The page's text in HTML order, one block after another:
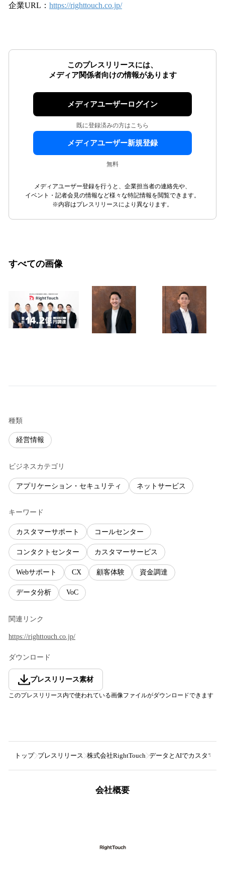
企業URL： https://righttouch.co.jp/
このプレスリリースには、
メディア関係者向けの情報があります
メディアユーザーログイン
既に登録済みの方はこちら
メディアユーザー新規登録
無料
メディアユーザー登録を行うと、企業担当者の連絡先や、
イベント・記者会見の情報など様々な特記情報を閲覧できます。
※内容はプレスリリースにより異なります。
すべての画像
種類
経営情報
ビジネスカテゴリ
アプリケーション・セキュリティ ネットサービス
キーワード
カスタマーサポート コールセンター
コンタクトセンター カスタマーサービス
Webサポート CX 顧客体験 資金調達
データ分析 VoC
関連リンク
https://righttouch.co.jp/
ダウンロード
プレスリリース素材
このプレスリリース内で使われている画像ファイルがダウンロードできます
トップ プレスリリース 株式会社RightTouch データとAIでカスタマー
会社概要